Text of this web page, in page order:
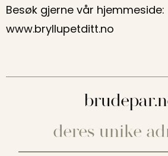
Besøk gjerne vår hjemmeside:
www.bryllupetditt.no